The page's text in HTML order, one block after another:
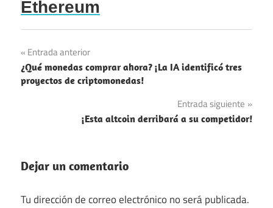
Ethereum
Navegación
de
Entrada anterior
¿Qué monedas comprar ahora? ¡La IA identificó tres
proyectos de criptomonedas!
Entrada siguiente
¡Esta altcoin derribará a su competidor!
Dejar un comentario
Tu dirección de correo electrónico no será publicada.